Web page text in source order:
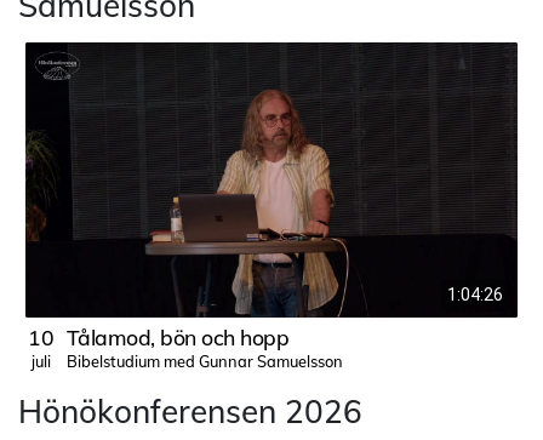
1:04:26
10
juli
Tålamod, bön och hopp
Bibelstudium med Gunnar Samuelsson
Hönökonferensen 2026